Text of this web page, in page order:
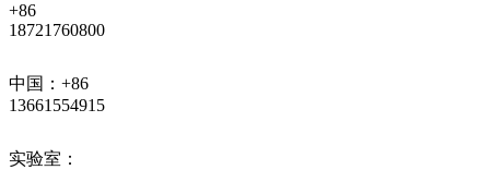
+86
18721760800
中国：+86
13661554915
实验室：